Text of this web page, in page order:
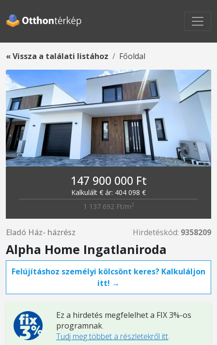
« Vissza a találati listához Főoldal
147 900 000 Ft
Kalkulált € ár: 404 098 €
1 137 692 Ft/m2
Eladó Ház- házrész Hirdetéskód: 9358209
Alpha Home Ingatlaniroda
Felújításhoz személyi kölcsönt keres? Kalkuláljon
itt! →
Ez a hirdetés megfelelhet a FIX 3%-os
programnak.
Tudj meg többet a részletekről itt.